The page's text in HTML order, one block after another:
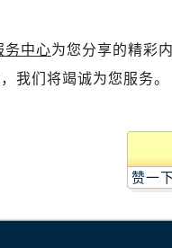
务中心为您分享的精彩
我们将竭诚为您服务。
赞一下